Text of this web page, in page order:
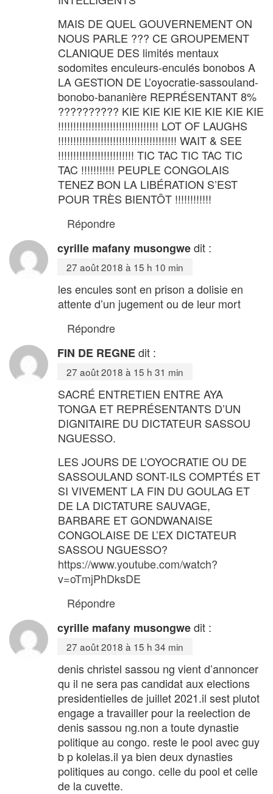
MAIS DE QUEL GOUVERNEMENT ON
NOUS PARLE ??? CE GROUPEMENT
CLANIQUE DES limités mentaux
sodomites enculeurs-enculés bonobos A
LA GESTION DE L’oyocratie-sassouland-
bonobo-bananière REPRÉSENTANT 8%
?????????? KIE KIE KIE KIE KIE KIE KIE
!!!!!!!!!!!!!!!!!!!!!!!!!!!!!!!!! LOT OF LAUGHS
!!!!!!!!!!!!!!!!!!!!!!!!!!!!!!!!!!!!!!! WAIT & SEE
!!!!!!!!!!!!!!!!!!!!!!!!! TIC TAC TIC TAC TIC
TAC !!!!!!!!!!! PEUPLE CONGOLAIS
TENEZ BON LA LIBÉRATION S’EST
POUR TRÈS BIENTÔT !!!!!!!!!!!!
Répondre
cyrille mafany musongwedit :
27 août 2018 à 15 h 10 min
les encules sont en prison a dolisie en
attente d’un jugement ou de leur mort
Répondre
FIN DE REGNEdit :
27 août 2018 à 15 h 31 min
SACRÉ ENTRETIEN ENTRE AYA
TONGA ET REPRÉSENTANTS D’UN
DIGNITAIRE DU DICTATEUR SASSOU
NGUESSO.
LES JOURS DE L’OYOCRATIE OU DE
SASSOULAND SONT-ILS COMPTÉS ET
SI VIVEMENT LA FIN DU GOULAG ET
DE LA DICTATURE SAUVAGE,
BARBARE ET GONDWANAISE
CONGOLAISE DE L’EX DICTATEUR
SASSOU NGUESSO?
https://www.youtube.com/watch?
v=oTmjPhDksDE
Répondre
cyrille mafany musongwedit :
27 août 2018 à 15 h 34 min
denis christel sassou ng vient d’annoncer
qu il ne sera pas candidat aux elections
presidentielles de juillet 2021.il sest plutot
engage a travailler pour la reelection de
denis sassou ng.non a toute dynastie
politique au congo. reste le pool avec guy
b p kolelas.il ya bien deux dynasties
politiques au congo. celle du pool et celle
de la cuvette.